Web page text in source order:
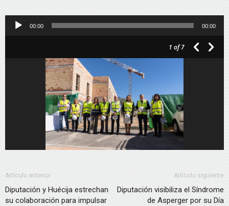
Reproductor
00:00 00:00
1 of 7
Artículo anterior
Diputación y Huécija estrechan
su colaboración para impulsar
Artículo siguiente
Diputación visibiliza el Síndrome
de Asperger por su Día